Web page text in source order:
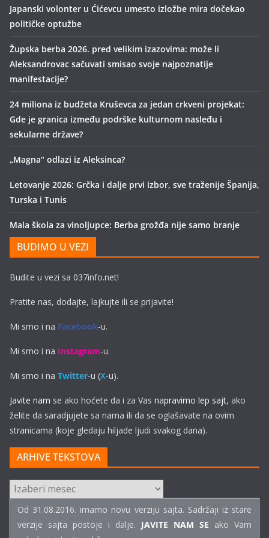
Japanski volonter u Ćićevcu umesto izložbe mira dočekao
političke optužbe
Župska berba 2026. pred velikim izazovima: može li
Aleksandrovac sačuvati smisao svoje najpoznatije
manifestacije?
24 miliona iz budžeta Kruševca za jedan crkveni projekat:
Gde je granica između podrške kulturnom nasleđu i
sekularne države?
„Magna“ odlazi iz Aleksinca?
Letovanje 2026: Grčka i dalje prvi izbor, sve traženije Španija,
Turska i Tunis
Mala škola za vinoljupce: Berba grožđa nije samo branje
BUDIMO U VEZI
Budite u vezi sa 037info.net!
Pratite nas, dodajte, lajkujte ili se prijavite!
Mi smo i na Facebook-u.
Mi smo i na Instagram-u.
Mi smo i na Twitter-u (X-u).
Javite nam se ako hoćete da i za Vas napravimo lep sajt, ako
želite da saradjujete sa nama ili da se oglašavate na ovim
stranicama (koje gledaju hiljade ljudi svakog dana).
ARHIVE TEKSTOVA
ARHIVE
TEKSTOVA
Od 31.08.2016. imamo novu verziju sajta. Sadržaji iz stare
verzije sajta postoje i dalje. JAVITE NAM SE ako Vam